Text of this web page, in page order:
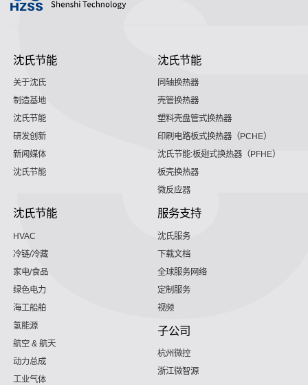
沈氏节能
关于沈氏
制造基地
沈氏节能
研发创新
新闻媒体
沈氏节能
沈氏节能
同轴换热器
壳管换热器
塑料壳盘管式换热器
印刷电路板式换热器（PCHE）
沈氏节能:板翅式换热器（PFHE）
板壳换热器
微反应器
沈氏节能
HVAC
冷链/冷藏
家电/食品
绿色电力
海工船舶
氢能源
航空 & 航天
动力总成
工业气体
服务支持
沈氏服务
下载文档
全球服务网络
定制服务
视频
子公司
杭州微控
浙江微智源